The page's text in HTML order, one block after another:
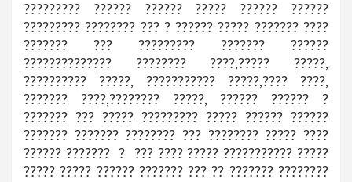
????????? ?????? ?????? ????? ?????? ??????
????????? ???????? ??? ? ?????? ????? ??????? ????
??????? ??? ????????? ??????? ??????
?????????????? ???????? ????,????? ?????,
?????????? ?????, ??????????? ?????,???? ????,
??????? ????,???????? ?????, ?????? ?????? ?
??????? ??? ????? ????????? ????? ?????? ??????
??????? ??????? ???????? ??? ???????? ????? ????
?????? ??????? ? ??? ???? ????? ??????????? ?????
????? ????? ?????? ??????? ??? ?? ??????? ????????